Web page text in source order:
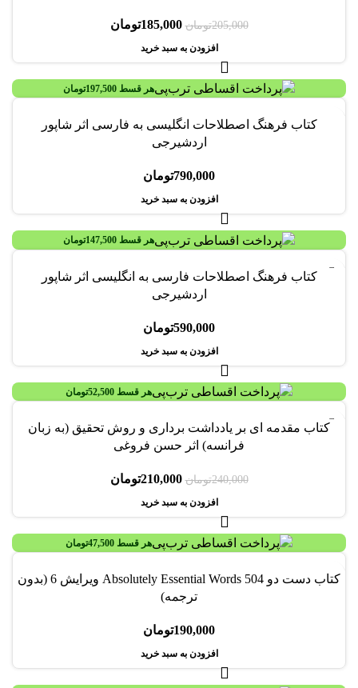
205,000تومان 185,000تومان
افزودن به سبد خرید
هر قسط 197,500تومان
کتاب فرهنگ اصطلاحات انگلیسی به فارسی اثر شاپور
اردشیرجی
790,000تومان
افزودن به سبد خرید
هر قسط 147,500تومان
کتاب فرهنگ اصطلاحات فارسی به انگلیسی اثر شاپور
اردشیرجی
590,000تومان
افزودن به سبد خرید
هر قسط 52,500تومان
کتاب مقدمه ای بر یادداشت برداری و روش تحقیق (به زبان
فرانسه) اثر حسن فروغی
240,000تومان 210,000تومان
افزودن به سبد خرید
هر قسط 47,500تومان
کتاب دست دو 504 Absolutely Essential Words ویرایش 6 (بدون
ترجمه)
190,000تومان
افزودن به سبد خرید